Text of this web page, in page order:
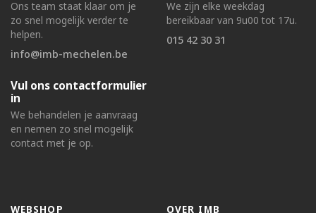
Ons team staat klaar om je
zo snel mogelijk verder te
helpen.
info@imb-mechelen.be
We zijn elke weekdag
bereikbaar van 9u00 tot 17u.
015 42 30 31
Vul ons contactformulier
in
We behandelen je aanvraag
en nemen zo snel mogelijk
contact met je op.
WEBSHOP OVER IMB